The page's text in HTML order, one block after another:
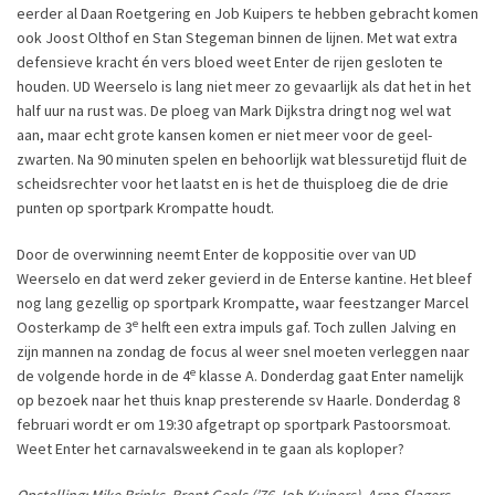
eerder al Daan Roetgering en Job Kuipers te hebben gebracht komen
ook Joost Olthof en Stan Stegeman binnen de lijnen. Met wat extra
defensieve kracht én vers bloed weet Enter de rijen gesloten te
houden. UD Weerselo is lang niet meer zo gevaarlijk als dat het in het
half uur na rust was. De ploeg van Mark Dijkstra dringt nog wel wat
aan, maar echt grote kansen komen er niet meer voor de geel-
zwarten. Na 90 minuten spelen en behoorlijk wat blessuretijd fluit de
scheidsrechter voor het laatst en is het de thuisploeg die de drie
punten op sportpark Krompatte houdt.
Door de overwinning neemt Enter de koppositie over van UD
Weerselo en dat werd zeker gevierd in de Enterse kantine. Het bleef
nog lang gezellig op sportpark Krompatte, waar feestzanger Marcel
Oosterkamp de 3e helft een extra impuls gaf. Toch zullen Jalving en
zijn mannen na zondag de focus al weer snel moeten verleggen naar
de volgende horde in de 4e klasse A. Donderdag gaat Enter namelijk
op bezoek naar het thuis knap presterende sv Haarle. Donderdag 8
februari wordt er om 19:30 afgetrapt op sportpark Pastoorsmoat.
Weet Enter het carnavalsweekend in te gaan als koploper?